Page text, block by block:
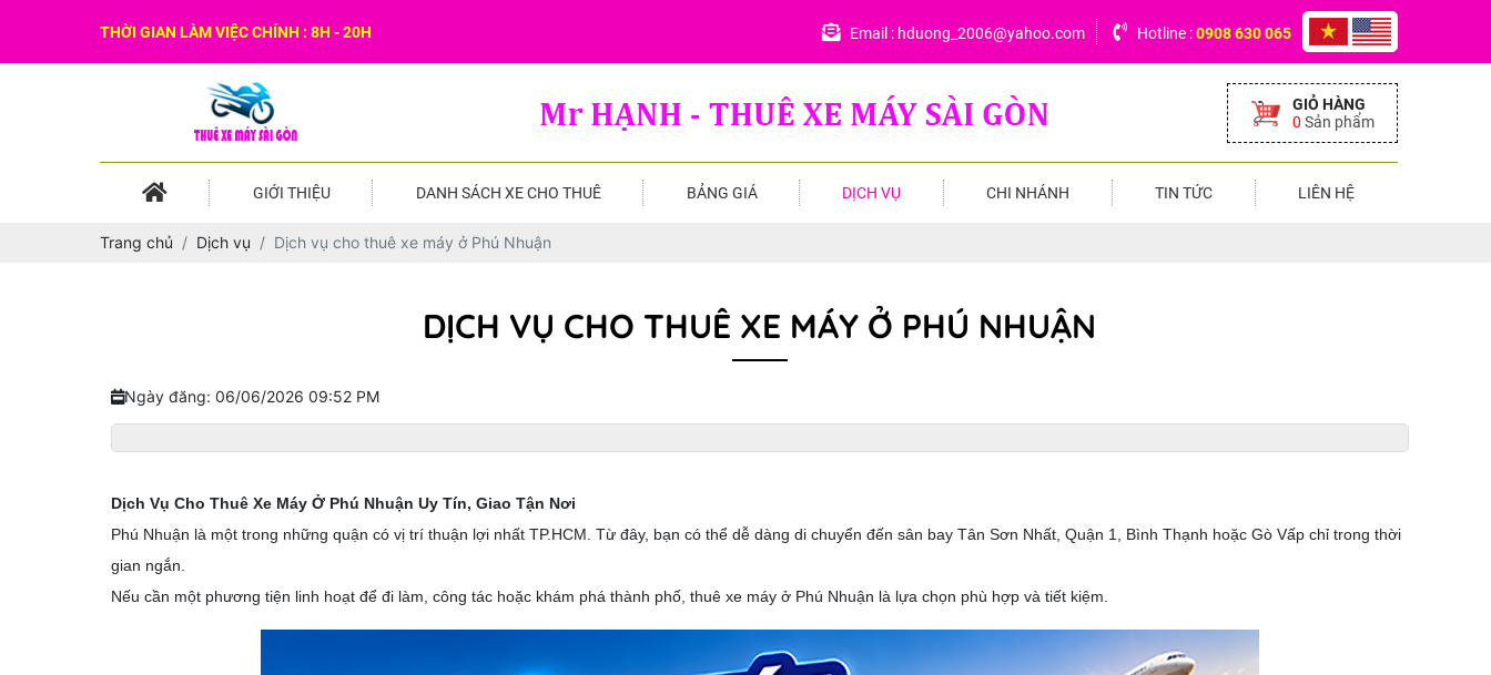
THỜI GIAN LÀM VIỆC CHÍNH : 8H - 20H Email : hduong_2006@yahoo.com Hotline :0908 630 065
GIỎ HÀNG
0 Sản phẩm
GIỚI THIỆU DANH SÁCH XE CHO THUÊ BẢNG GIÁ DỊCH VỤ CHI NHÁNH TIN TỨC LIÊN HỆ
Trang chủ Dịch vụ Dịch vụ cho thuê xe máy ở Phú Nhuận
DỊCH VỤ CHO THUÊ XE MÁY Ở PHÚ NHUẬN
Ngày đăng: 06/06/2026 09:52 PM
Dịch Vụ Cho Thuê Xe Máy Ở Phú Nhuận Uy Tín, Giao Tận Nơi
Phú Nhuận là một trong những quận có vị trí thuận lợi nhất TP.HCM. Từ đây, bạn có thể dễ dàng di chuyển đến sân bay Tân Sơn Nhất, Quận 1, Bình Thạnh hoặc Gò Vấp chỉ trong thời
gian ngắn.
Nếu cần một phương tiện linh hoạt để đi làm, công tác hoặc khám phá thành phố, thuê xe máy ở Phú Nhuận là lựa chọn phù hợp và tiết kiệm.